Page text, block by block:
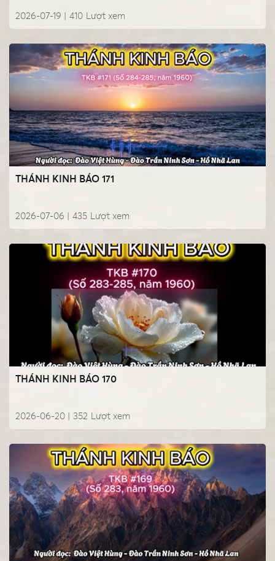
2026-07-19 | Lượt xem
410
THÁNH KINH BÁO 171
2026-07-06 | Lượt xem
435
THÁNH KINH BÁO 170
2026-06-20 | Lượt xem
352